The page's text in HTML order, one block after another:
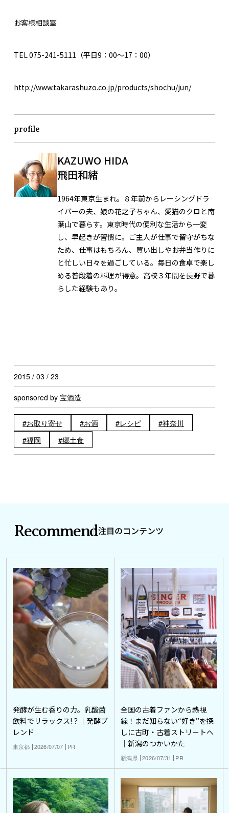
お客様相談室
TEL 075-241-5111（平日9：00～17：00）
http://www.takarashuzo.co.jp/products/shochu/jun/
profile
KAZUWO HIDA
飛田和緒
1964年東京生まれ。８年前からレーシングドラ
イバーの夫、娘の花之子ちゃん、愛猫のクロと南
葉山で暮らす。東京時代の便利な生活から一変
し、早起きが習慣に。ご主人が仕事で留守がちな
ため、仕事はもちろん、買い出しやお弁当作りに
と忙しい日々を過ごしている。毎日の食卓で楽し
める普段着の料理が得意。高校３年間を長野で暮
らした経験もあり。
2015 / 03 / 23
sponsored by 宝酒造
お取り寄せ お酒 レシピ
神奈川
福岡
郷土食
Recommend注目のコンテンツ
発酵が生む香りの力。乳酸菌
飲料でリラックス!？｜発酵ブ
レンド
東京都 2026/07/07 PR
全国の古着ファンから熱視
線！まだ知らない“好き”を探
しに古町・古着ストリートへ
｜新潟のつかいかた
新潟県 2026/07/31 PR